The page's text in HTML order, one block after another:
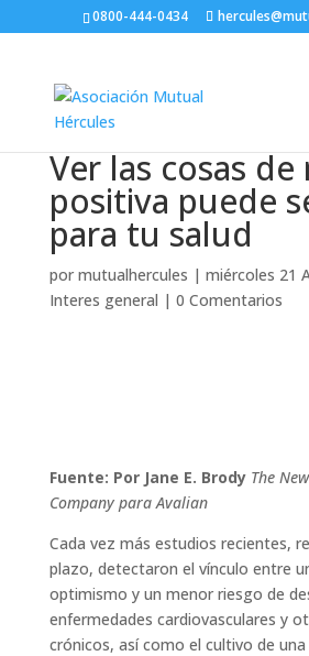
0800-444-0434
Ver las cosas de
positiva puede
para tu salud
por mutualhercules | miércoles 21
Interes general | 0 Comentarios
Fuente: Por Jane E. Brody The
Company para Avalian
Cada vez más estudios recientes,
plazo, detectaron el vínculo entre
optimismo y un menor riesgo de
enfermedades cardiovasculares y
crónicos, así como el cultivo de una